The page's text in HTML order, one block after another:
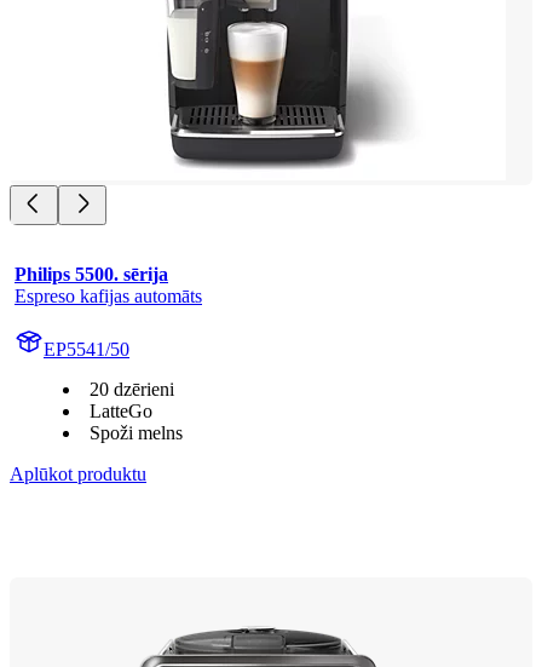
Philips 5500. sērija
Espreso kafijas automāts
EP5541/50
20 dzērieni
LatteGo
Spoži melns
Aplūkot produktu